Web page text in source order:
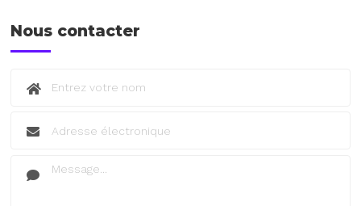
Nous contacter